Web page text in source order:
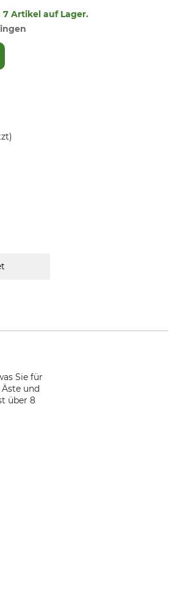
7 Artikel auf Lager.
Sie für
und
über 8